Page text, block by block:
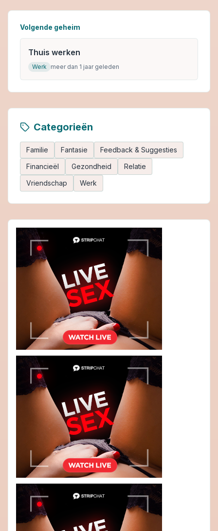
Volgende geheim
Thuis werken
Werk meer dan 1 jaar geleden
Categorieën
Familie Fantasie
Feedback & Suggesties
Financieël
Gezondheid
Relatie
Vriendschap
Werk